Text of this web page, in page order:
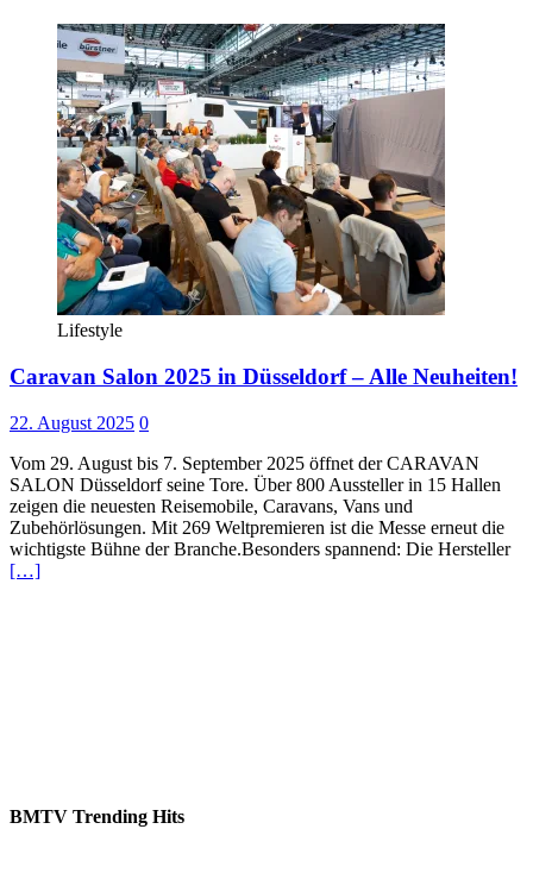
Lifestyle
Caravan Salon 2025 in Düsseldorf – Alle Neuheiten!
22. August 2025 0
Vom 29. August bis 7. September 2025 öffnet der CARAVAN
SALON Düsseldorf seine Tore. Über 800 Aussteller in 15 Hallen
zeigen die neuesten Reisemobile, Caravans, Vans und
Zubehörlösungen. Mit 269 Weltpremieren ist die Messe erneut die
wichtigste Bühne der Branche.Besonders spannend: Die Hersteller
[…]
BMTV Trending Hits